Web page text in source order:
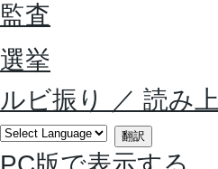
監査
選挙
ルビ振り
／ 読み
翻訳